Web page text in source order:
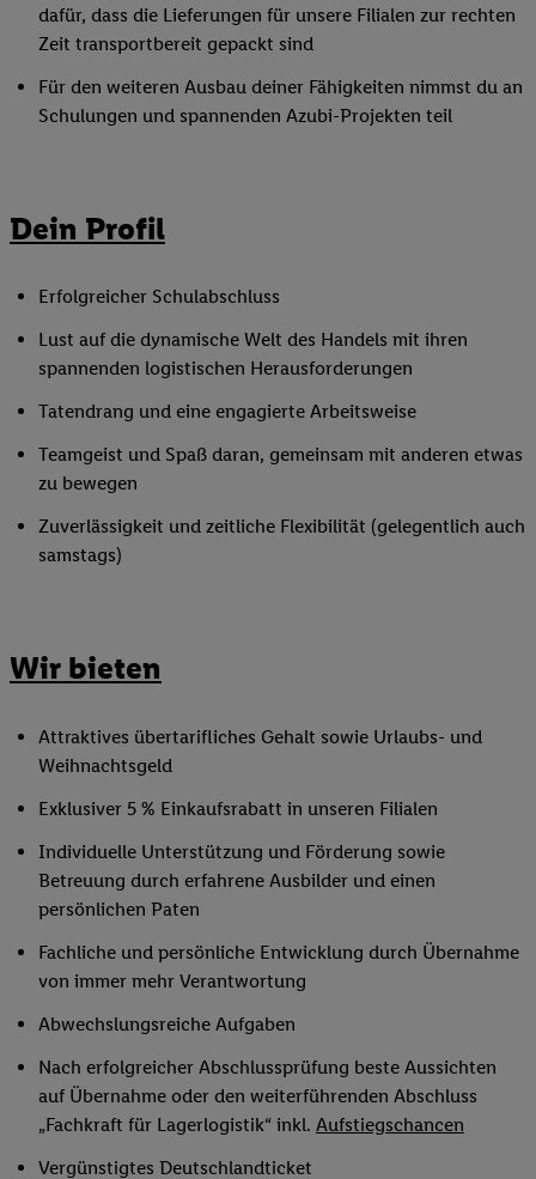
dafür, dass die Lieferungen für unsere Filialen zur rechten
Zeit transportbereit gepackt sind
Für den weiteren Ausbau deiner Fähigkeiten nimmst du an
Schulungen und spannenden Azubi-Projekten teil
Dein Profil
Erfolgreicher Schulabschluss
Lust auf die dynamische Welt des Handels mit ihren
spannenden logistischen Herausforderungen
Tatendrang und eine engagierte Arbeitsweise
Teamgeist und Spaß daran, gemeinsam mit anderen etwas
zu bewegen
Zuverlässigkeit und zeitliche Flexibilität (gelegentlich auch
samstags)
Wir bieten
Attraktives übertarifliches Gehalt sowie Urlaubs- und
Weihnachtsgeld
Exklusiver 5 % Einkaufsrabatt in unseren Filialen
Individuelle Unterstützung und Förderung sowie
Betreuung durch erfahrene Ausbilder und einen
persönlichen Paten
Fachliche und persönliche Entwicklung durch Übernahme
von immer mehr Verantwortung
Abwechslungsreiche Aufgaben
Nach erfolgreicher Abschlussprüfung beste Aussichten
auf Übernahme oder den weiterführenden Abschluss
„Fachkraft für Lagerlogistik“ inkl. Aufstiegschancen
Vergünstigtes Deutschlandticket